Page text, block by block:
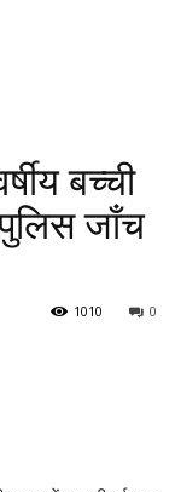
बच्ची
जाँच
0
1010